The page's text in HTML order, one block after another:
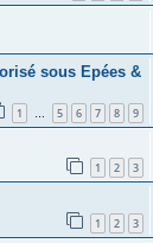
sous Epées &
1 … 5 6 7 8 9
1 2 3
1 2 3